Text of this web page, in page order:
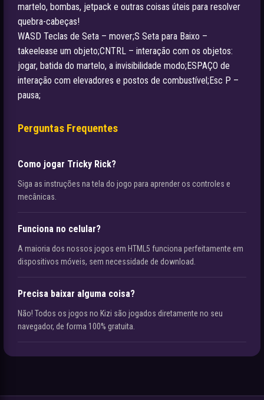
martelo, bombas, jetpack e outras coisas úteis para resolver
quebra-cabeças!
WASD Teclas de Seta – mover;S Seta para Baixo –
takeelease um objeto;CNTRL – interação com os objetos:
jogar, batida do martelo, a invisibilidade modo;ESPAÇO de
interação com elevadores e postos de combustível;Esc P –
pausa;
Perguntas Frequentes
Como jogar Tricky Rick?
Siga as instruções na tela do jogo para aprender os controles e
mecânicas.
Funciona no celular?
A maioria dos nossos jogos em HTML5 funciona perfeitamente em
dispositivos móveis, sem necessidade de download.
Precisa baixar alguma coisa?
Não! Todos os jogos no Kizi são jogados diretamente no seu
navegador, de forma 100% gratuita.